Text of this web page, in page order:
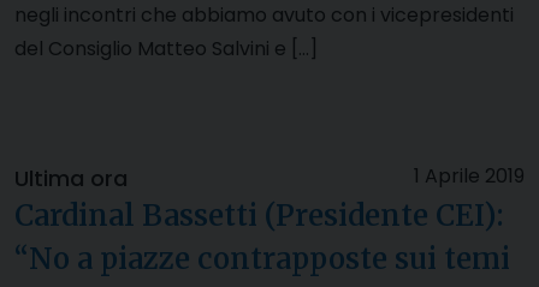
negli incontri che abbiamo avuto con i vicepresidenti
del Consiglio Matteo Salvini e […]
1 Aprile 2019
Ultima ora
Cardinal Bassetti (Presidente CEI):
“No a piazze contrapposte sui temi